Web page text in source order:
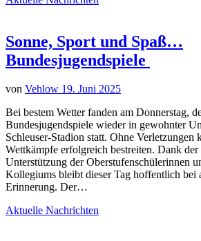
Sonne, Sport und Spaß…
Bundesjugendspiele
von Vehlow 19. Juni 2025
Bei bestem Wetter fanden am Donnerstag,
Bundesjugendspiele wieder in gewohnter
Schleuser-Stadion statt. Ohne Verletzungen
Wettkämpfe erfolgreich bestreiten. Dank
Unterstützung der Oberstufenschülerinnen
Kollegiums bleibt dieser Tag hoffentlich bei
Erinnerung. Der…
Aktuelle Nachrichten